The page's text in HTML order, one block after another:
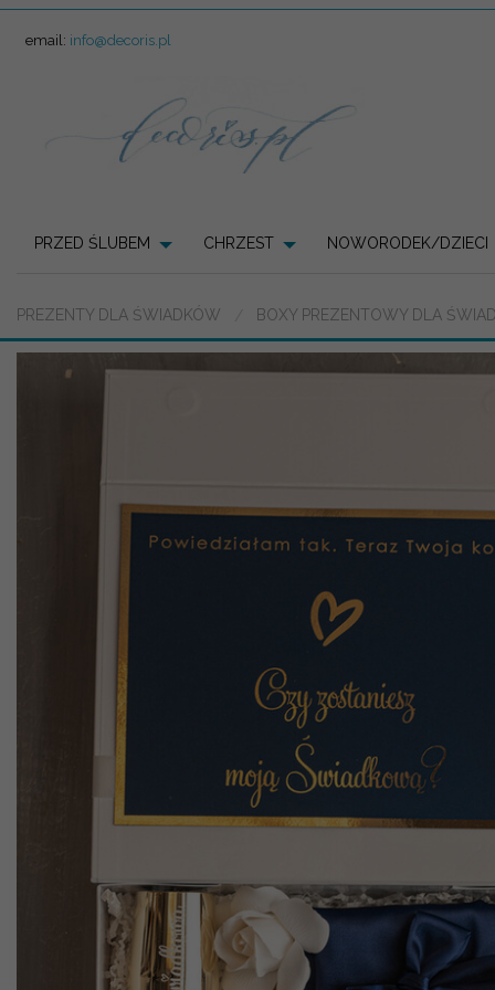
email: info@decoris.pl
PRZED ŚLUBEM CHRZEST NOWORODEK/DZIECI
PREZENTY DLA ŚWIADKÓW BOXY PREZENTOWY DLA